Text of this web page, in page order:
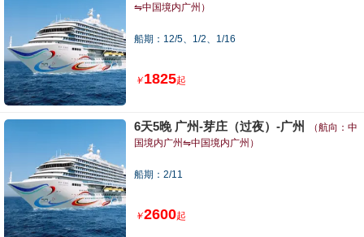
⇋中国境内广州）
船期：12/5、1/2、1/16
￥1825起
6天5晚 广州-芽庄（过夜）-广州
（航向：中
国境内广州⇋中国境内广州）
船期：2/11
￥2600起